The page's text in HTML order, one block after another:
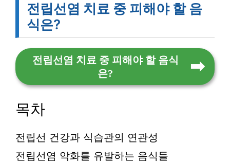
전립선염 치료 중 피해야 할 음
식은?
전립선염 치료 중 피해야 할 음식
은?
목차
전립선 건강과 식습관의 연관성
전립선염 악화를 유발하는 음식들